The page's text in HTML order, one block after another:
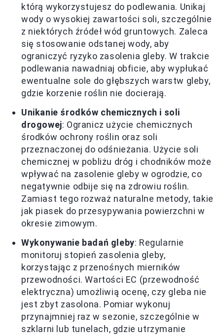
którą wykorzystujesz do podlewania. Unikaj
wody o wysokiej zawartości soli, szczególnie
z niektórych źródeł wód gruntowych. Zaleca
się stosowanie odstanej wody, aby
ograniczyć ryzyko zasolenia gleby. W trakcie
podlewania nawadniaj obficie, aby wypłukać
ewentualne sole do głębszych warstw gleby,
gdzie korzenie roślin nie docierają.
Unikanie środków chemicznych i soli
drogowej: Ogranicz użycie chemicznych
środków ochrony roślin oraz soli
przeznaczonej do odśnieżania. Użycie soli
chemicznej w pobliżu dróg i chodników może
wpływać na zasolenie gleby w ogrodzie, co
negatywnie odbije się na zdrowiu roślin.
Zamiast tego rozważ naturalne metody, takie
jak piasek do przesypywania powierzchni w
okresie zimowym.
Wykonywanie badań gleby: Regularnie
monitoruj stopień zasolenia gleby,
korzystając z przenośnych mierników
przewodności. Wartości EC (przewodność
elektryczna) umożliwią ocenę, czy gleba nie
jest zbyt zasolona. Pomiar wykonuj
przynajmniej raz w sezonie, szczególnie w
szklarni lub tunelach, gdzie utrzymanie